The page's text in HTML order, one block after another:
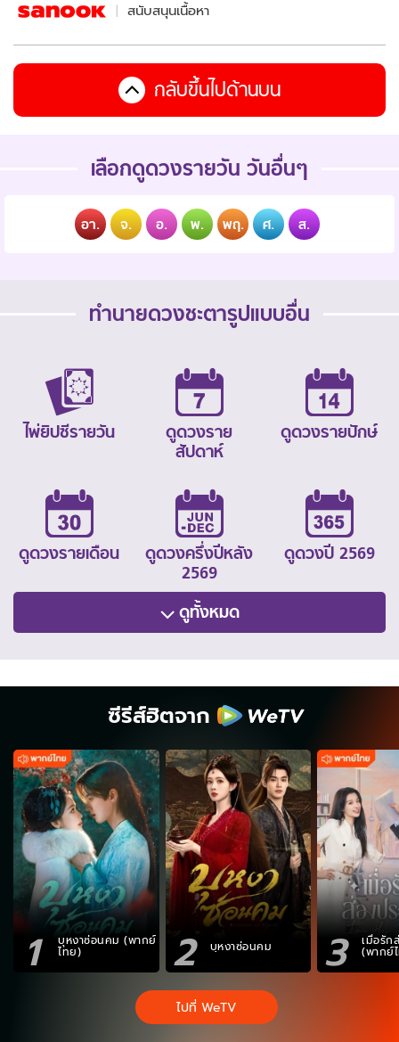
สนับสนุนเนื้อหา
กลับขึ้นไปด้านบน
เลือกดูดวงรายวัน วันอื่นๆ
อา. จ. อ. พ. พฤ. ศ. ส.
ทำนายดวงชะตารูปแบบอื่น
ไพ่ยิปซีรายวัน
ดูดวงราย
สัปดาห์
ดูดวงรายปักษ์
ดูดวงรายเดือน
ดูดวงครึ่งปีหลัง
2569
ดูดวงปี 2569
ดูทั้งหมด
ซีรีส์ฮิตจาก
1 บุหงาซ่อนคม (พากย์
ไทย) 2 บุหงาซ่อนคม 3 เมื่อรัก
(พากย์
ไปที่ WeTV